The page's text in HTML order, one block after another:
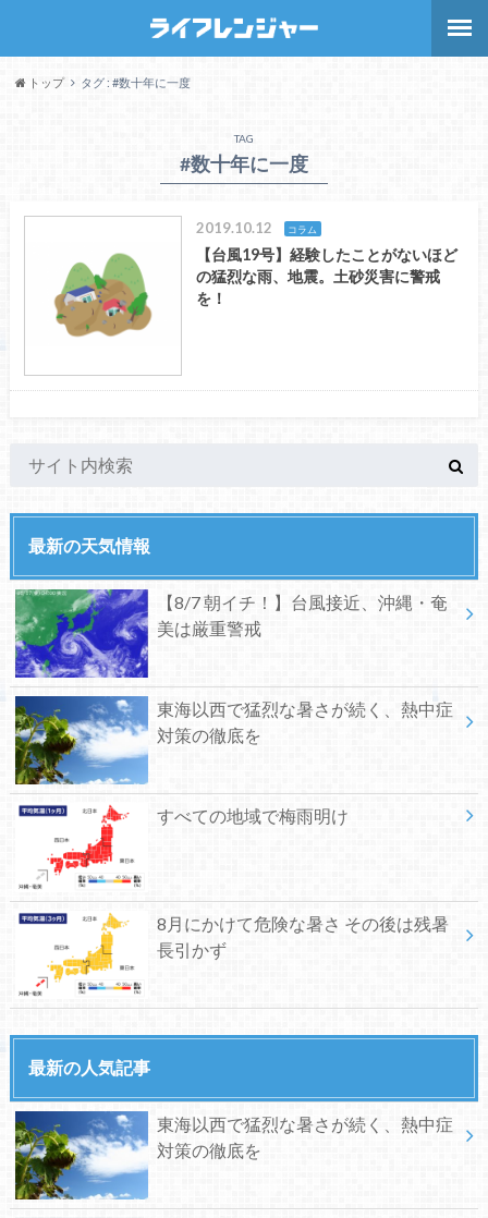
トップ タグ : #数十年に一度
TAG
#数十年に一度
2019.10.12 コラム
【台風19号】経験したことがないほど
の猛烈な雨、地震。土砂災害に警戒
を！
最新の天気情報
【8/7 朝イチ！】台風接近、沖縄・奄
美は厳重警戒
東海以西で猛烈な暑さが続く、熱中症
対策の徹底を
すべての地域で梅雨明け
8月にかけて危険な暑さ その後は残暑
長引かず
最新の人気記事
東海以西で猛烈な暑さが続く、熱中症
対策の徹底を